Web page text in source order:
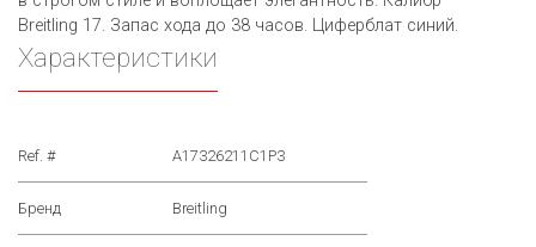
Breitling 17. Запас хода до 38 часов. Циферблат синий.
Характеристики
Ref. # A17326211C1P3
Бренд Breitling